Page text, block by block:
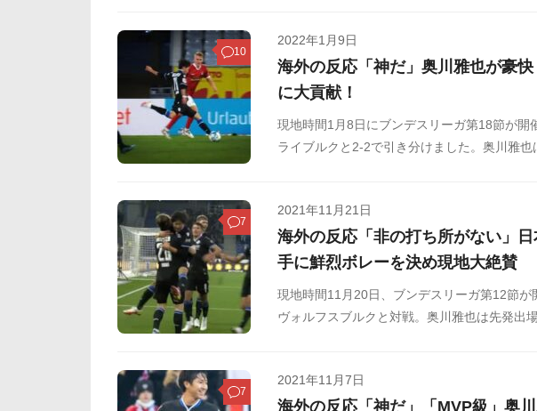
と流し込んだ。奥川は4試合連続のゴールと
10
2022年1月9日
海外の反応「神だ」奥川雅也が豪
に大貢献！
現地時間1月8日にブンデスリーガ第18節が開
ライブルクと2-2で引き分けました。奥川雅
7
2021年11月21日
海外の反応「非の打ち所がない」
手に鮮烈ボレーを決め現地大絶賛
現地時間11月20日、ブンデスリーガ第12節
ヴォルフスブルクと対戦。奥川雅也は先発出
7
2021年11月7日
海外の反応「神だ」「MVP級」奥